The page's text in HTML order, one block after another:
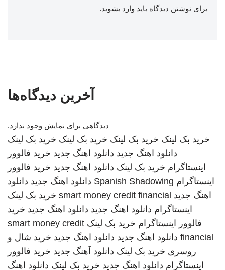
برای نوشتن دیدگاه باید وارد بشوید.
آخرین دیدگاه‌ها
دیدگاهی برای نمایش وجود ندارد.
خرید بک لینک خرید بک لینک خرید بک لینک خرید بک لینک
دانلود اهنگ جدید دانلود اهنگ جدید خرید فالوور
اینستاگرام خرید بک لینک دانلود اهنگ جدید خرید فالوور
اینستاگرام Spanish Shadowing دانلود اهنگ جدید دانلود
اهنگ جدید smart money credit financial خرید بک لینک
اینستاگرام دانلود اهنگ جدید دانلود اهنگ جدید خرید
فالوور اینستاگرام خرید بک لینک smart money credit
financial دانلود اهنگ جدید دانلود اهنگ جدید خرید شال و
روسری خرید بک لینک دانلود آهنگ جدید خرید فالوور
اینستاگرام دانلود اهنگ جدید خرید بک لینک دانلود اهنگ